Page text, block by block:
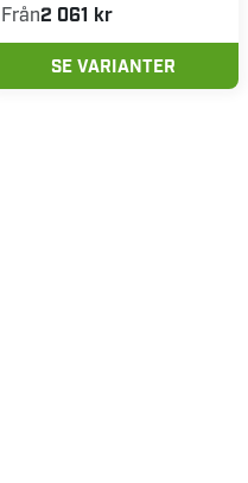
Från2 061 kr
SE VARIANTER